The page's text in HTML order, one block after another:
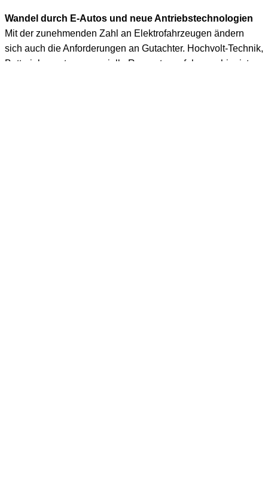
Wandel durch E-Autos und neue Antriebstechnologien
Mit der zunehmenden Zahl an Elektrofahrzeugen ändern
sich auch die Anforderungen an Gutachter. Hochvolt-Technik,
Batteriebewertung, spezielle Reparaturverfahren – hier ist